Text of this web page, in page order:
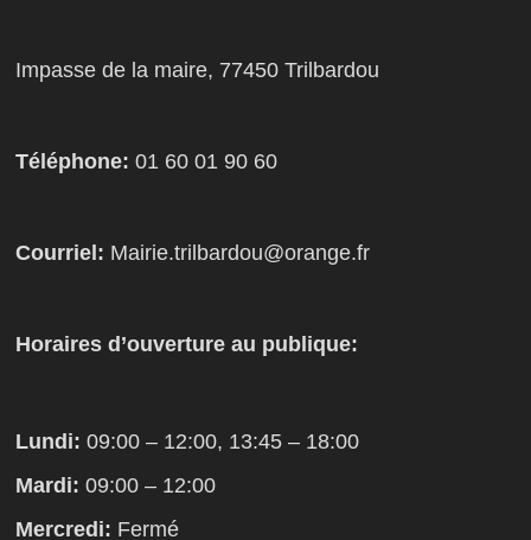
Impasse de la maire, 77450 Trilbardou
Téléphone: 01 60 01 90 60
Courriel: Mairie.trilbardou@orange.fr
Horaires d’ouverture au publique:
Lundi: 09:00 – 12:00, 13:45 – 18:00
Mardi: 09:00 – 12:00
Mercredi: Fermé